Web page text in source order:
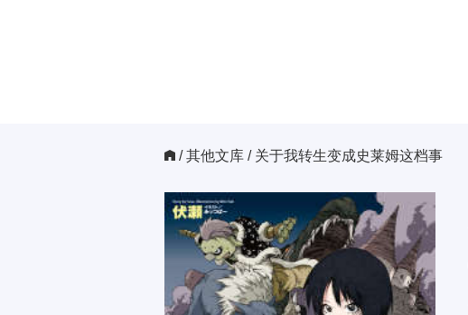
/ 其他文库 / 关于我转生变成史莱姆这档事